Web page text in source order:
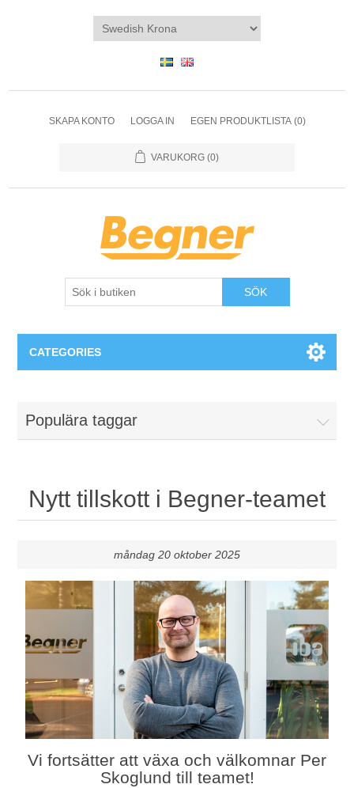
SKAPA KONTO LOGGA IN EGEN PRODUKTLISTA (0)
VARUKORG (0)
SÖK
CATEGORIES
Metallkapning
BRAUN Ytslipningsmaskiner
3D-svetsning
Utbildning
Populära taggar
Nytt tillskott i Begner-teamet
måndag 20 oktober 2025
Vi fortsätter att växa och välkomnar Per
Skoglund till teamet!